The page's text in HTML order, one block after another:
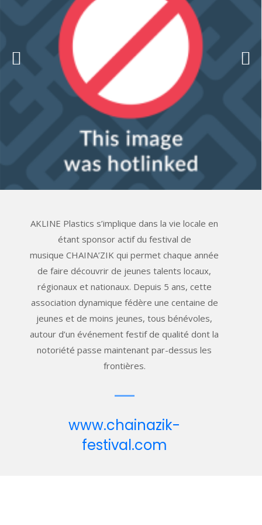
AKLINE Plastics s’implique dans la vie locale en
étant sponsor actif du festival de
musique CHAINA’ZIK qui permet chaque année
de faire découvrir de jeunes talents locaux,
régionaux et nationaux. Depuis 5 ans, cette
association dynamique fédère une centaine de
jeunes et de moins jeunes, tous bénévoles,
autour d’un événement festif de qualité dont la
notoriété passe maintenant par-dessus les
frontières.
www.chainazik-
festival.com